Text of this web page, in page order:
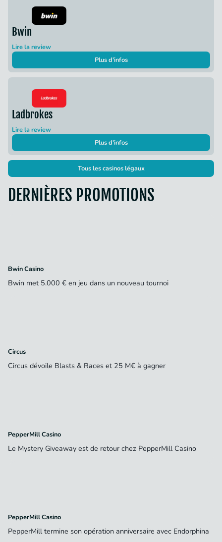
Bwin
Lire la review
Plus d'infos
Ladbrokes
Lire la review
Plus d'infos
Tous les casinos légaux
DERNIÈRES PROMOTIONS
Bwin Casino
Bwin met 5.000 € en jeu dans un nouveau tournoi
Circus
Circus dévoile Blasts & Races et 25 M€ à gagner
PepperMill Casino
Le Mystery Giveaway est de retour chez PepperMill Casino
PepperMill Casino
PepperMill termine son opération anniversaire avec Endorphina